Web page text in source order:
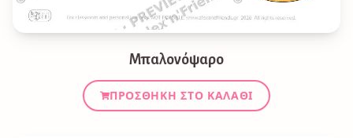
Μπαλονόψαρο
ΠΡΟΣΘΉΚΗ ΣΤΟ ΚΑΛΆΘΙ